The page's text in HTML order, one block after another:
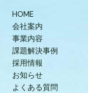
HOME
会社案内
事業内容
課題解決事例
採用情報
お知らせ
よくある質問